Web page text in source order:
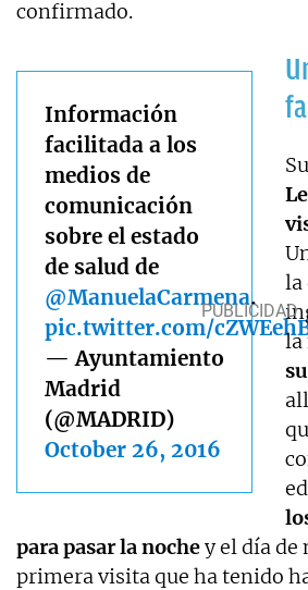
confirmado.
Información
facilitada a los
medios de
comunicación
sobre el estado
de salud de
@ManuelaCarmena.
pic.twitter.com/
— Ayuntamiento
Madrid
(@MADRID)
October 26, 2016
la
la
para pasar la nochey el día de
primera visita que ha tenido